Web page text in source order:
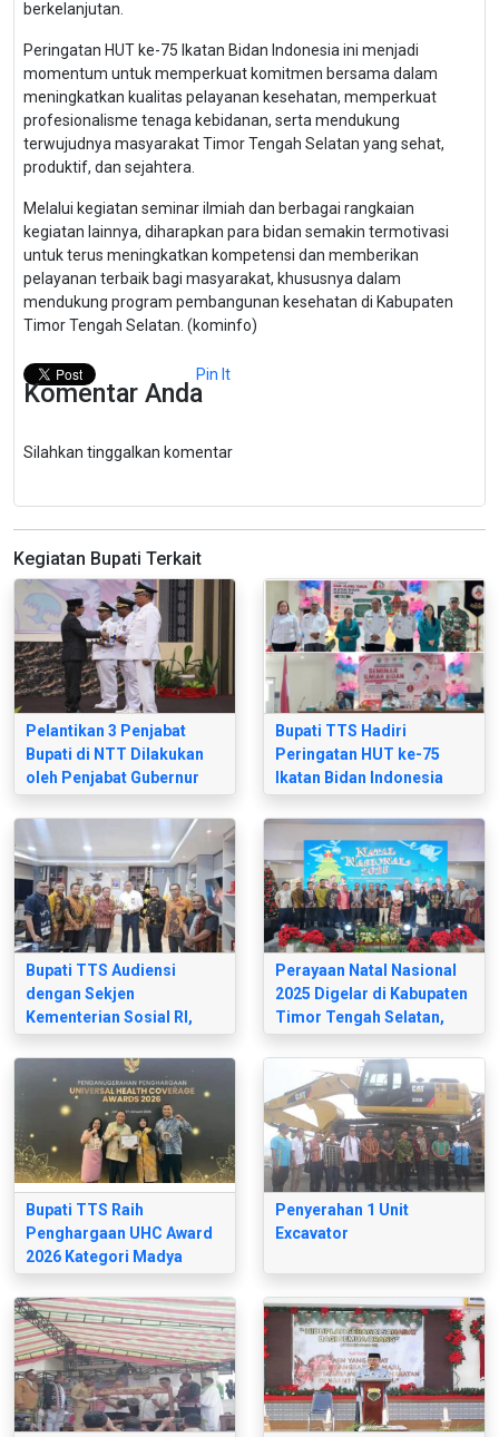
berkelanjutan.
Peringatan HUT ke-75 Ikatan Bidan Indonesia ini menjadi
momentum untuk memperkuat komitmen bersama dalam
meningkatkan kualitas pelayanan kesehatan, memperkuat
profesionalisme tenaga kebidanan, serta mendukung
terwujudnya masyarakat Timor Tengah Selatan yang sehat,
produktif, dan sejahtera.
Melalui kegiatan seminar ilmiah dan berbagai rangkaian
kegiatan lainnya, diharapkan para bidan semakin termotivasi
untuk terus meningkatkan kompetensi dan memberikan
pelayanan terbaik bagi masyarakat, khususnya dalam
mendukung program pembangunan kesehatan di Kabupaten
Timor Tengah Selatan. (kominfo)
Pin It
Komentar Anda
Silahkan tinggalkan komentar
Kegiatan Bupati Terkait
Pelantikan 3 Penjabat
Bupati di NTT Dilakukan
oleh Penjabat Gubernur
Bupati TTS Hadiri
Peringatan HUT ke-75
Ikatan Bidan Indonesia
Bupati TTS Audiensi
dengan Sekjen
Kementerian Sosial RI,
Program Sekolah Rakyat
di Kabupaten TTS
Perayaan Natal Nasional
2025 Digelar di Kabupaten
Timor Tengah Selatan,
Bantuan Sosial
Bupati TTS Raih
Penghargaan UHC Award
2026 Kategori Madya
Penyerahan 1 Unit
Excavator